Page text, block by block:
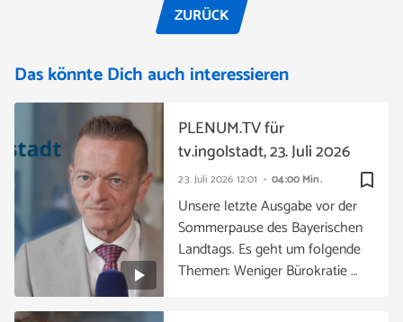
ZURÜCK
Das könnte Dich auch interessieren
bookmark_border
23. Juli 2026 12:01 04:00 Min.
PLENUM.TV für
tv.ingolstadt, 23. Juli 2026
Unsere letzte Ausgabe vor der
Sommerpause des Bayerischen
Landtags. Es geht um folgende
Themen: Weniger Bürokratie …